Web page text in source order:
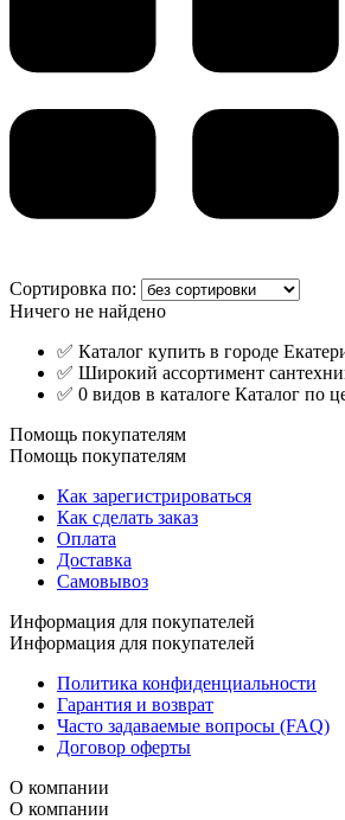
Сортировка по:
Ничего не найдено
✅ Каталог купить в городе
✅ Широкий ассортимент
✅ 0 видов в каталоге Каталог по
Помощь покупателям
Помощь покупателям
Как зарегистрироваться
Как сделать заказ
Оплата
Доставка
Самовывоз
Информация для покупателей
Информация для покупателей
Политика конфиденциальности
Гарантия и возврат
Часто задаваемые вопросы (FAQ)
Договор оферты
О компании
О компании